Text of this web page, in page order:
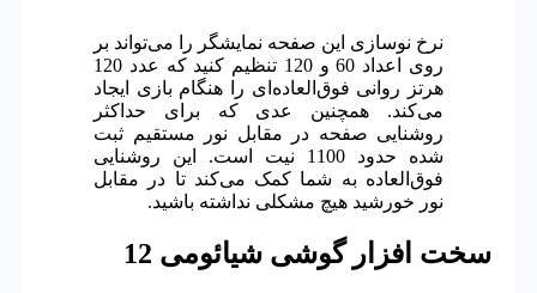
نرخ نوسازی این صفحه نمایشگر را می‌تواند بر
روی اعداد 60 و 120 تنظیم کنید که عدد 120
هرتز روانی فوق‌العاده‌ای را هنگام بازی ایجاد
می‌کند. همچنین عدی که برای حداکثر
روشنایی صفحه در مقابل نور مستقیم ثبت
شده حدود 1100 نیت است. این روشنایی
فوق‌العاده به شما کمک می‌کند تا در مقابل
نور خورشید هیچ مشکلی نداشته باشید.
سخت افزار گوشی شیائومی 12